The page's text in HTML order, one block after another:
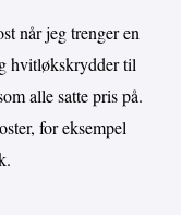
når jeg trenger en
hvitløkskrydder til
alle satte pris på.
for eksempel